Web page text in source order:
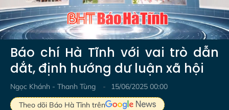
Video
Báo chí Hà Tĩnh với vai trò dẫn
dắt, định hướng dư luận xã hội
Ngọc Khánh - Thanh Tùng
15/06/2025 00:00
Theo dõi Báo Hà Tĩnh trên